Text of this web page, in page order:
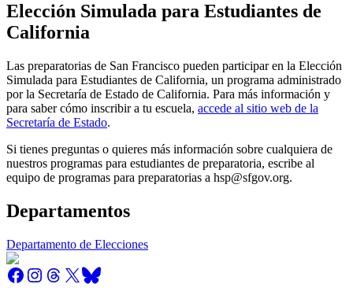
Elección Simulada para Estudiantes de
California
Las preparatorias de San Francisco pueden participar en la Elección
Simulada para Estudiantes de California, un programa administrado
por la Secretaría de Estado de California. Para más información y
para saber cómo inscribir a tu escuela, accede al sitio web de la
Secretaría de Estado.
Si tienes preguntas o quieres más información sobre cualquiera de
nuestros programas para estudiantes de preparatoria, escribe al
equipo de programas para preparatorias a hsp@sfgov.org.
Departamentos
Departamento de Elecciones